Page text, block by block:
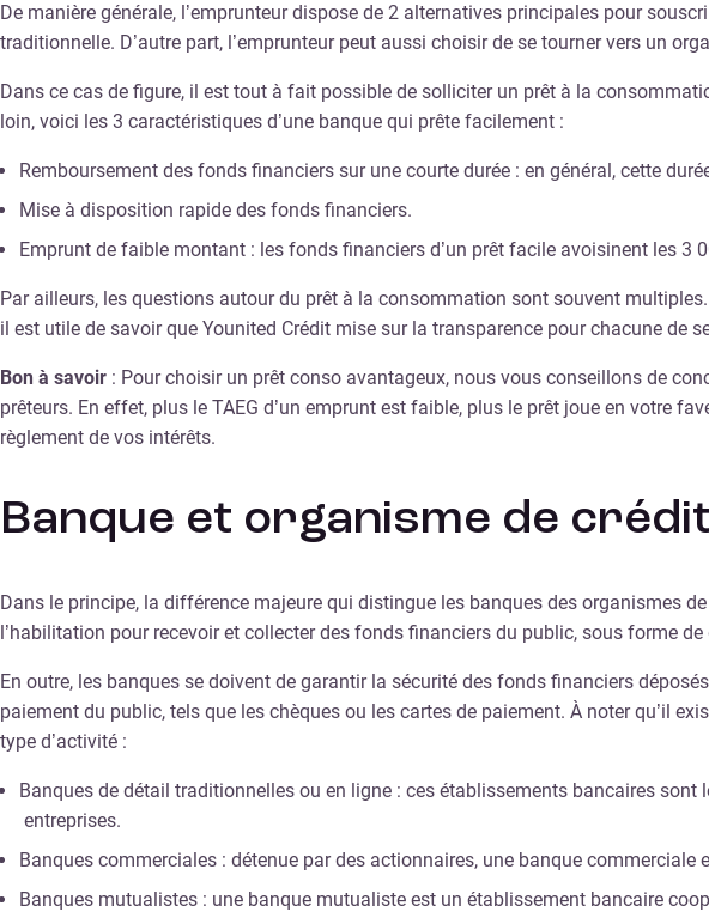
De manière générale, l’emprunteur dispose de 2 alternatives principales pour
traditionnelle. D’autre part, l’emprunteur peut aussi choisir de se tourner vers un
Dans ce cas de figure, il est tout à fait possible de solliciter un prêt à la
loin, voici les 3 caractéristiques d’une banque qui prête facilement :
Remboursement des fonds financiers sur une courte durée : en général, cette
Mise à disposition rapide des fonds financiers.
Emprunt de faible montant : les fonds financiers d’un prêt facile avoisinent les 3
Par ailleurs, les questions autour du prêt à la consommation sont souvent
il est utile de savoir que Younited Crédit mise sur la transparence pour chacune de
Bon à savoir : Pour choisir un prêt conso avantageux, nous vous conseillons de
prêteurs. En effet, plus le TAEG d’un emprunt est faible, plus le prêt joue en votre
règlement de vos intérêts.
Banque et organisme de
Dans le principe, la différence majeure qui distingue les banques des organismes
l’habilitation pour recevoir et collecter des fonds financiers du public, sous forme de
En outre, les banques se doivent de garantir la sécurité des fonds financiers
paiement du public, tels que les chèques ou les cartes de paiement. À noter qu’il
type d’activité :
Banques de détail traditionnelles ou en ligne : ces établissements bancaires
entreprises.
Banques commerciales : détenue par des actionnaires, une banque commerciale
Banques mutualistes : une banque mutualiste est un établissement bancaire